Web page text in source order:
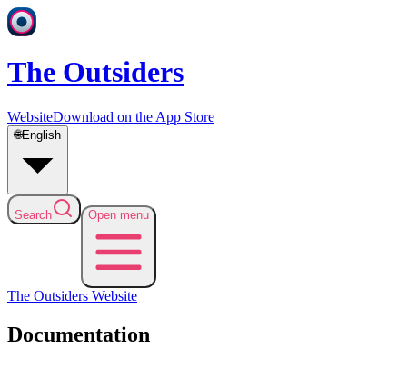
The Outsiders
WebsiteDownload on the App Store
🌐English
Search Open menu
The Outsiders Website
Documentation